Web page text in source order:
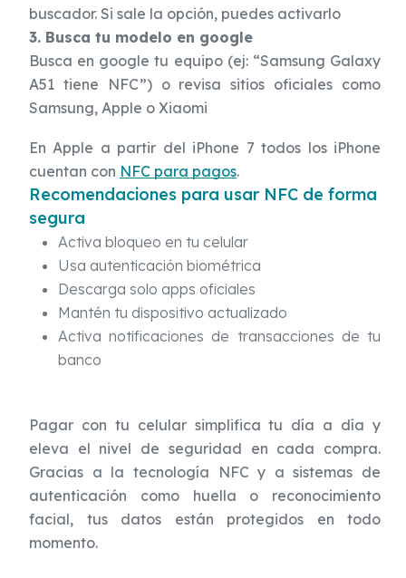
buscador. Si sale la opción, puedes activarlo
3. Busca tu modelo en google
Busca en google tu equipo (ej: “Samsung Galaxy
A51 tiene NFC”) o revisa sitios oficiales como
Samsung, Apple o Xiaomi
En Apple a partir del iPhone 7 todos los iPhone
cuentan con NFC para pagos.
Recomendaciones para usar NFC de forma
segura
Activa bloqueo en tu celular
Usa autenticación biométrica
Descarga solo apps oficiales
Mantén tu dispositivo actualizado
Activa notificaciones de transacciones de tu
banco
Pagar con tu celular simplifica tu día a día y
eleva el nivel de seguridad en cada compra.
Gracias a la tecnología NFC y a sistemas de
autenticación como huella o reconocimiento
facial, tus datos están protegidos en todo
momento.